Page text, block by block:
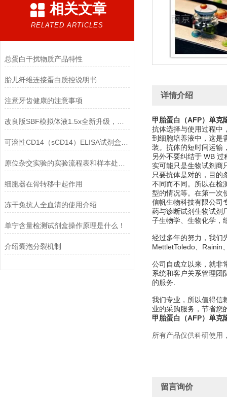
相关文章
RELATED ARTICLES
总蛋白干扰物质产品特性
胎儿纤维连接蛋白质控说明书
注意牙齿健康的注意事项
细胞器在骨转移中起作用
冻干兔抗人全血清的使用介绍
单宁含量检测试剂盒操作原理是什么！
介绍囊泡分裂机制
详情介绍
甲胎蛋白（AFP）单克
抗体选择与使用过程中
到细胞培养液中，这是
装。抗体的短时间运输
另外不要纠结于 WB
实可能只是生物试剂商
只要抗体是对的，目的
不同而不同。所以在检
型的情况等。在第一次
信帆生物科技有限公司
药与诊断试剂生物试剂
子生物学、生物化学，
经过多年的努力，我们
MettletToledo、Rainin
公司自成立以来，就非
系统和客户关系管理团
的服务.
我们专业，所以值得信
业的采购服务，节省您
甲胎蛋白（AFP）单克
所有产品仅供科研使用
留言询价